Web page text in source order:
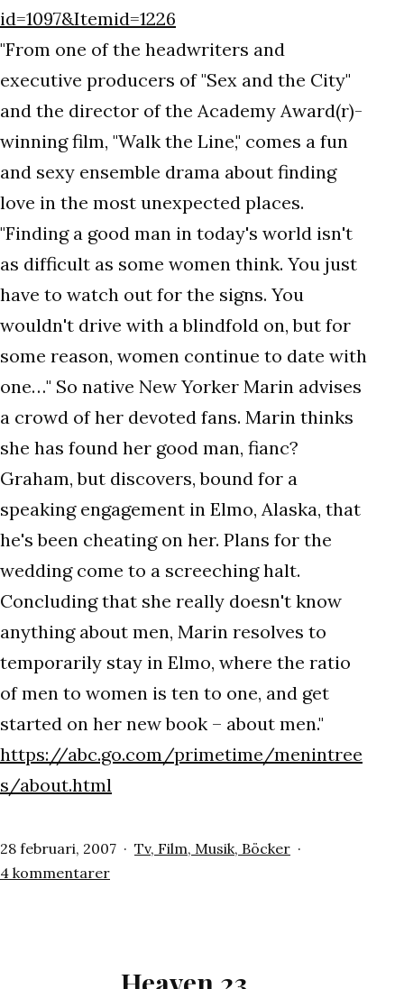
id=1097&Itemid=1226
"From one of the headwriters and
executive producers of "Sex and the City"
and the director of the Academy Award(r)-
winning film, "Walk the Line," comes a fun
and sexy ensemble drama about finding
love in the most unexpected places.
"Finding a good man in today's world isn't
as difficult as some women think. You just
have to watch out for the signs. You
wouldn't drive with a blindfold on, but for
some reason, women continue to date with
one…" So native New Yorker Marin advises
a crowd of her devoted fans. Marin thinks
she has found her good man, fianc?
Graham, but discovers, bound for a
speaking engagement in Elmo, Alaska, that
he's been cheating on her. Plans for the
wedding come to a screeching halt.
Concluding that she really doesn't know
anything about men, Marin resolves to
temporarily stay in Elmo, where the ratio
of men to women is ten to one, and get
started on her new book – about men."
https://abc.go.com/primetime/menintree
s/about.html
Publicerat
den
28 februari, 2007
Kategoriserat
Tv, Film, Musik, Böcker
4 kommentarertill